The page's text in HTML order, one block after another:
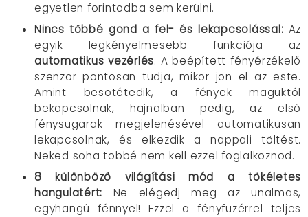
egyetlen forintodba sem kerülni.
Nincs többé gond a fel- és lekapcsolással: Az
egyik legkényelmesebb funkciója az
automatikus vezérlés. A beépített fényérzékelő
szenzor pontosan tudja, mikor jön el az este.
Amint besötétedik, a fények maguktól
bekapcsolnak, hajnalban pedig, az első
fénysugarak megjelenésével automatikusan
lekapcsolnak, és elkezdik a nappali töltést.
Neked soha többé nem kell ezzel foglalkoznod.
8 különböző világítási mód a tökéletes
hangulatért: Ne elégedj meg az unalmas,
egyhangú fénnyel! Ezzel a fényfüzérrel teljes